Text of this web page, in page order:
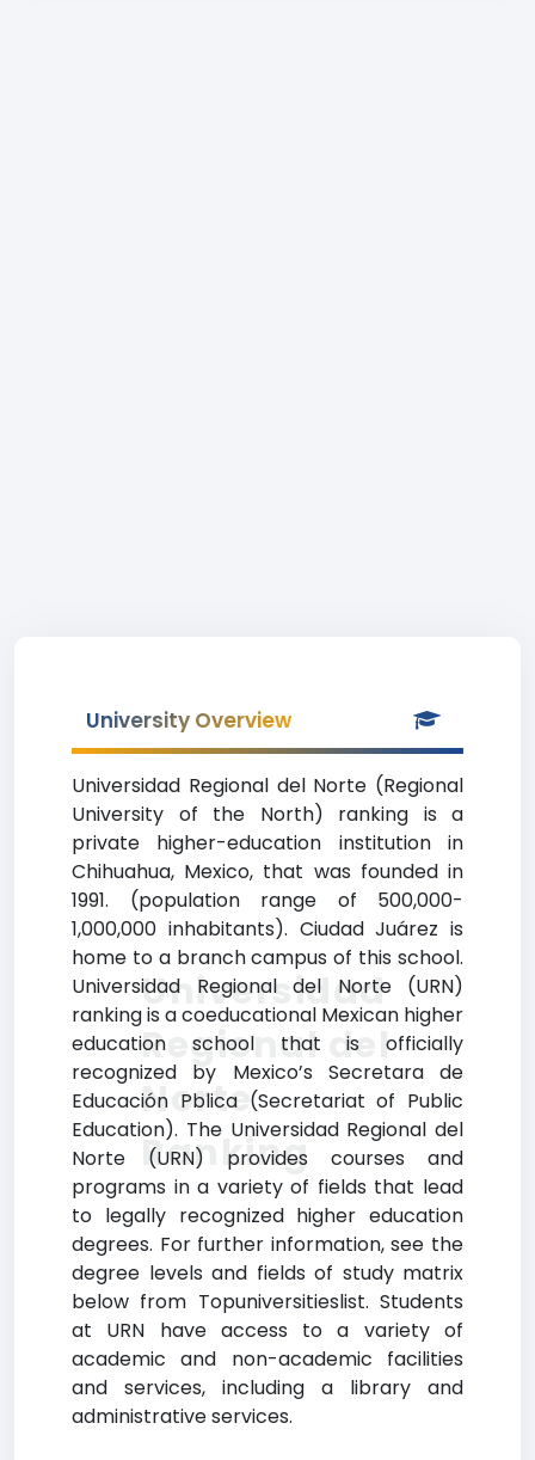
University Overview
Universidad Regional del Norte (Regional
University of the North) ranking is a
private higher-education institution in
Chihuahua, Mexico, that was founded in
1991. (population range of 500,000-
1,000,000 inhabitants). Ciudad Juárez is
home to a branch campus of this school.
Universidad Regional del Norte (URN)
ranking is a coeducational Mexican higher
education school that is officially
recognized by Mexico’s Secretara de
Educación Pblica (Secretariat of Public
Education). The Universidad Regional del
Norte (URN) provides courses and
programs in a variety of fields that lead
to legally recognized higher education
degrees. For further information, see the
degree levels and fields of study matrix
below from Topuniversitieslist. Students
at URN have access to a variety of
academic and non-academic facilities
and services, including a library and
administrative services.
Universidad
Regional del
Norte
Ranking